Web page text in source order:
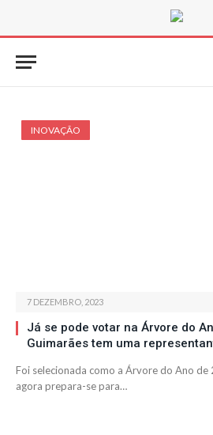
INOVAÇÃO
7 DEZEMBRO, 2023
Já se pode votar na Árvore do
Guimarães tem uma
Foi selecionada como a Árvore do Ano de
agora prepara-se para…